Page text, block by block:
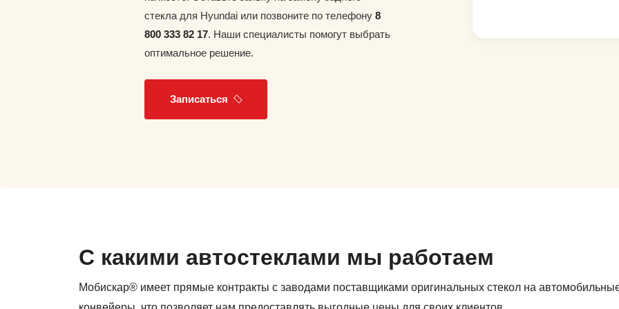
стекла для Hyundai или позвоните по телефону 8
800 333 82 17. Наши специалисты помогут выбрать
оптимальное решение.
Записаться
С какими автостеклами мы работаем
Мобискар® имеет прямые контракты с заводами поставщиками оригинальных стекол на